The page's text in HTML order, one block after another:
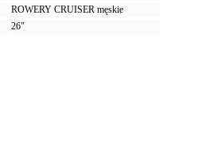
ROWERY CRUISER męskie
26"